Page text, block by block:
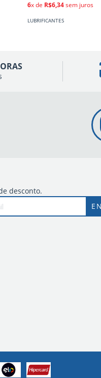
6x de R$6,34sem juros
LUBRIFICANTES
desconto.